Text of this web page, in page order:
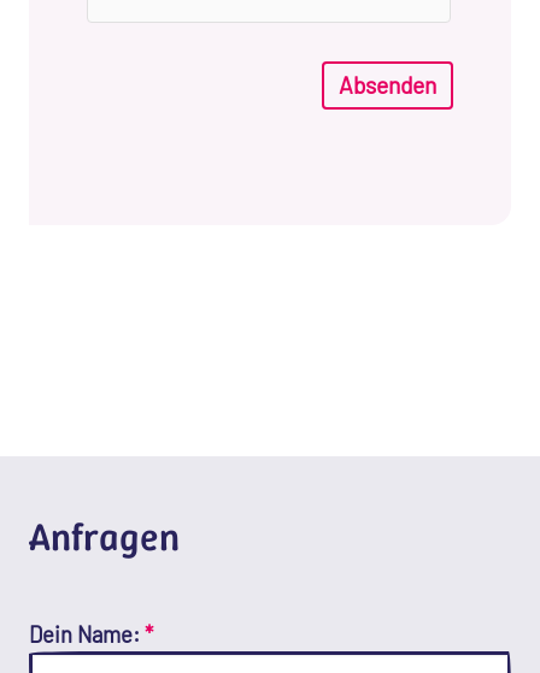
Absenden
Anfragen
Dein Name: *